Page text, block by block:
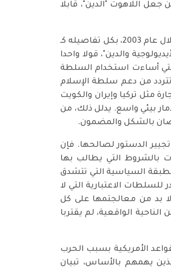
جعل اللاهوت "الدين"، قابلا
في هذا الشق فيما يتعلق بمسألة الحكم في العراق على مدى ستين عاما، منذ انقلاب البعث 1963 مرورا فيما بعد الاحتلال عام 2003، بكل تفاصيله كـ
والدين"، قولا واحدا
أساءت استخدام السلطة
تتردد من دعم سلطة الإسلام
مثل تركيا وإيران والكويت
بيئي واسع. يدلل ذلك، من
بالشكل والمضمون.
الدستور لصالحها. فإن
بالشروط التي يطالب بها
السياسية التي تتشدق
الاعتبارية التي لا
بد من معالجتمها على كل
الواقعية، لم يقتربا
الأمريكية بسبب الحرب
يهمهم بالأساس، تبيان